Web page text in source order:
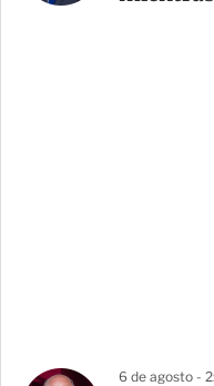
6 de agosto -